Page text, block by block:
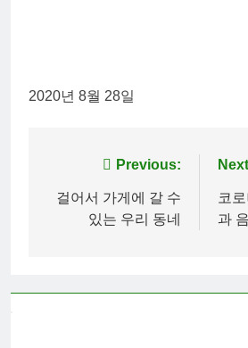
2020년 8월 28일
navigation
Previous:
걸어서 가게에 갈 수
있는 우리 동네
코
과